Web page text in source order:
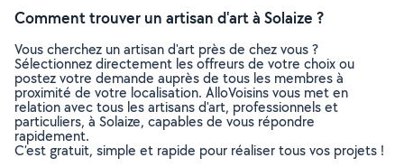
Comment trouver un artisan d'art à Solaize ?
Vous cherchez un artisan d'art près de chez vous ?
Sélectionnez directement les offreurs de votre choix ou
postez votre demande auprès de tous les membres à
proximité de votre localisation. AlloVoisins vous met en
relation avec tous les artisans d'art, professionnels et
particuliers, à Solaize, capables de vous répondre
rapidement.
C’est gratuit, simple et rapide pour réaliser tous vos projets !